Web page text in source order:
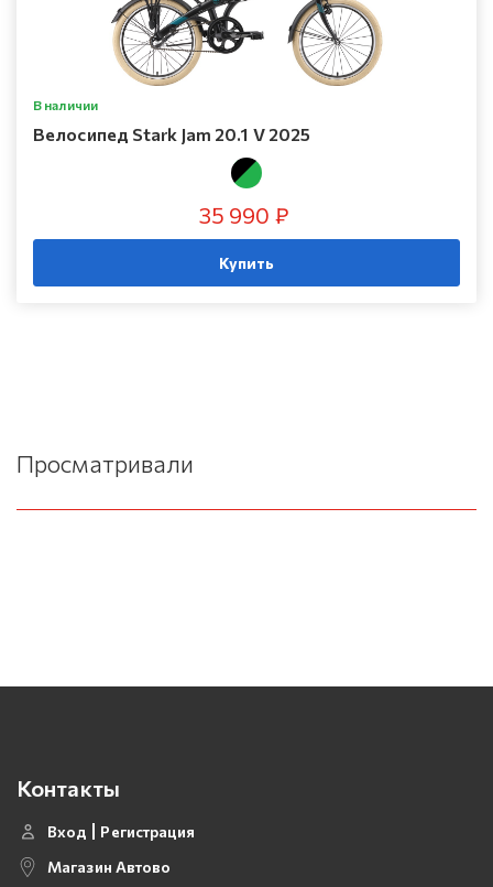
В наличии
Велосипед Stark Jam 20.1 V 2025
35 990 ₽
Купить
Просматривали
Контакты
Вход
Регистрация
Магазин Автово